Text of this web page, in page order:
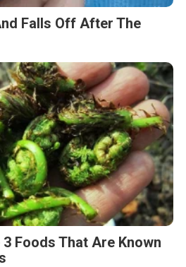
Falls Off After The
Foods That Are Known